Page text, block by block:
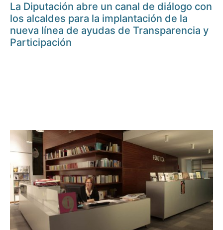
La Diputación abre un canal de diálogo con
los alcaldes para la implantación de la
nueva línea de ayudas de Transparencia y
Participación